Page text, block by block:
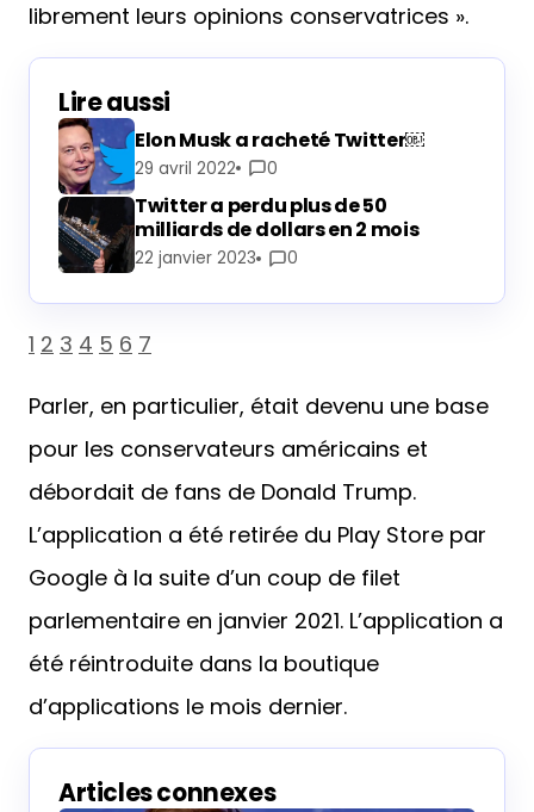
librement leurs opinions conservatrices ».
Lire aussi
Elon Musk a racheté Twitter￼
29 avril 2022 0
Twitter a perdu plus de 50
milliards de dollars en 2 mois
22 janvier 2023 0
1 2 3 4 5 6 7
Parler, en particulier, était devenu une base
pour les conservateurs américains et
débordait de fans de Donald Trump.
L’application a été retirée du Play Store par
Google à la suite d’un coup de filet
parlementaire en janvier 2021. L’application a
été réintroduite dans la boutique
d’applications le mois dernier.
Articles connexes